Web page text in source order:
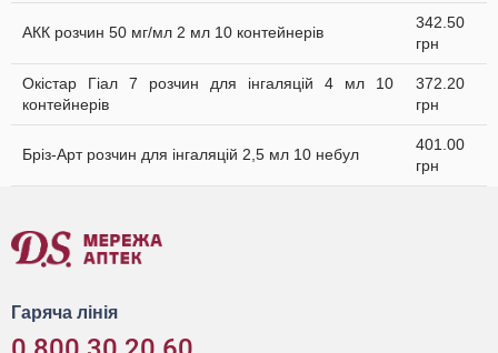
АКК розчин 50 мг/мл 2 мл 10 контейнерів
342.50
грн
Окістар Гіал 7 розчин для інгаляцій 4 мл 10
контейнерів
372.20
грн
Бріз-Арт розчин для інгаляцій 2,5 мл 10 небул
401.00
грн
Гаряча лінія